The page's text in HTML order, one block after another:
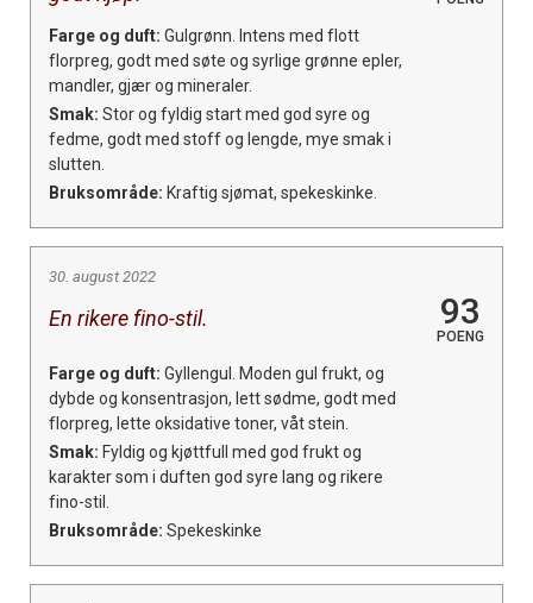
Farge og duft: Gulgrønn. Intens med flott
florpreg, godt med søte og syrlige grønne epler,
mandler, gjær og mineraler.
Smak: Stor og fyldig start med god syre og
fedme, godt med stoff og lengde, mye smak i
slutten.
Bruksområde: Kraftig sjømat, spekeskinke.
30. august 2022
En rikere fino-stil. 93
POENG
Farge og duft: Gyllengul. Moden gul frukt, og
dybde og konsentrasjon, lett sødme, godt med
florpreg, lette oksidative toner, våt stein.
Smak: Fyldig og kjøttfull med god frukt og
karakter som i duften god syre lang og rikere
fino-stil.
Bruksområde: Spekeskinke